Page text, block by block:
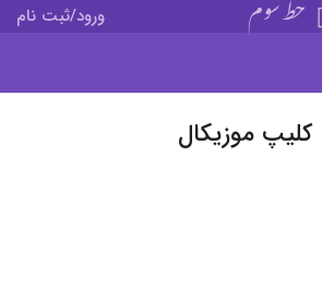
خط سوم ورود/ثبت نام
کلیپ موزیکال